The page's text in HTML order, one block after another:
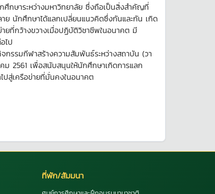
กษาระหว่างมหาวิทยาลัย ซึ่งถือเป็นสิ่งสำคัญที่
ย นักศึกษาได้แลกเปลี่ยนแนวคิดซึ่งกันและกัน เกิด
ยที่กว้างขวางเมื่อปฏิบัติวิชาชีพในอนาคต มี
ไป
รรมกีฬาสร้างความสัมพันธ์ระหว่างสถาบัน (วา
2561 เพื่อสนับสนุนให้นักศึกษาเกิดการแลก
สู่เครือข่ายที่มั่นคงในอนาคต
ที่พัก/สัมมนา